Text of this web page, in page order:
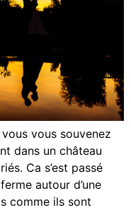
vous souvenez
dans un château
Ca s’est passé
autour d’une
comme ils sont